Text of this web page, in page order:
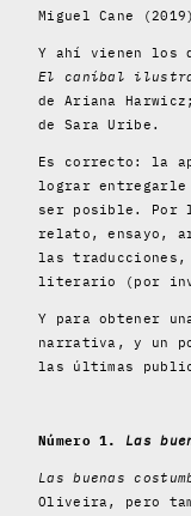
Miguel Cane
Y ahí vienen los
El caníbal
de Ariana
de Sara Uribe.
Es correcto: la
lograr
ser posible. Por
relato, ensayo,
las traducciones,
literario (por
Y para obtener
narrativa, y un
las últimas
Número 1. Las
Las buenas
Oliveira, pero